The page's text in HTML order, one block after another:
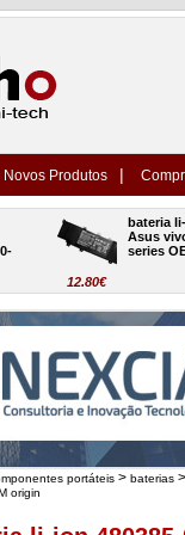
Novos Produtos |
12.80€
bateria li-
Asus
series
portáteis > baterias >
origin